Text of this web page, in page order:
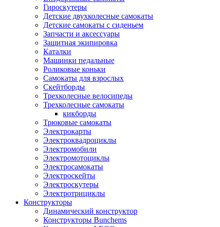
Гироскутеры
Детские двухколесные самокаты
Детские самокаты с сиденьем
Запчасти и аксессуары
Защитная экипировка
Каталки
Машинки педальные
Роликовые коньки
Самокаты для взрослых
Скейтборды
Трехколесные велосипеды
Трехколесные самокаты
кикборды
Трюковые самокаты
Электрокарты
Электроквадроциклы
Электромобили
Электромотоциклы
Электросамокаты
Электроскейты
Электроскутеры
Электротрициклы
Конструкторы
Динамический конструктор
Конструкторы Bunchems